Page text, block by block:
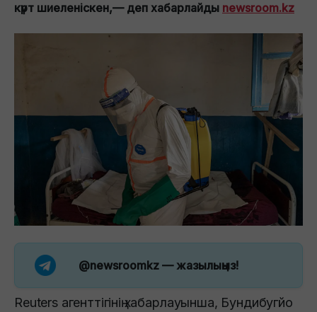
күрт шиеленіскен,— деп хабарлайды newsroom.kz
@newsroomkz — жазылыңыз!
Reuters агенттігінің хабарлауынша, Бундибугйо